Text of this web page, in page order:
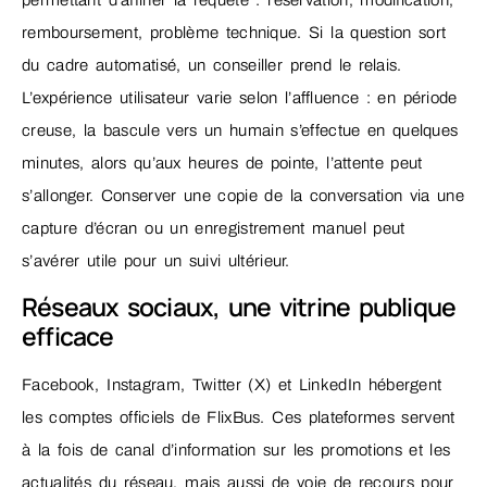
remboursement, problème technique. Si la question sort
du cadre automatisé, un conseiller prend le relais.
L’expérience utilisateur varie selon l’affluence : en période
creuse, la bascule vers un humain s’effectue en quelques
minutes, alors qu’aux heures de pointe, l’attente peut
s’allonger. Conserver une copie de la conversation via une
capture d’écran ou un enregistrement manuel peut
s’avérer utile pour un suivi ultérieur.
Réseaux sociaux, une vitrine publique
efficace
Facebook, Instagram, Twitter (X) et LinkedIn hébergent
les comptes officiels de FlixBus. Ces plateformes servent
à la fois de canal d’information sur les promotions et les
actualités du réseau, mais aussi de voie de recours pour